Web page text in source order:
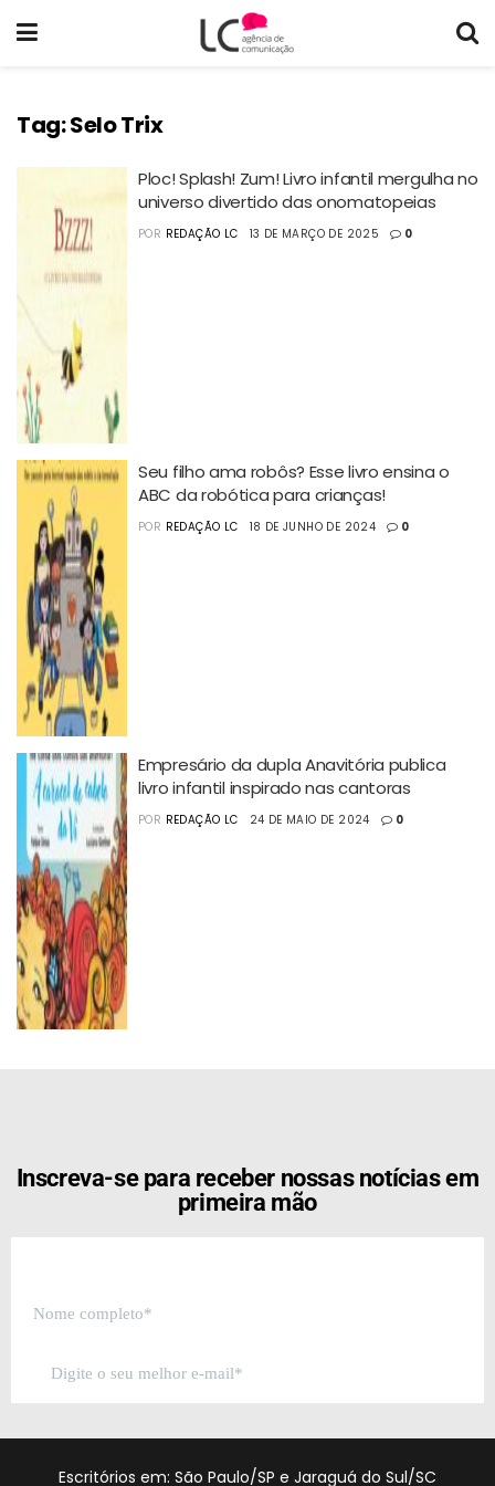
Tag:Selo Trix
Ploc! Splash! Zum! Livro infantil mergulha no
universo divertido das onomatopeias
POR REDAÇÃO LC 13 DE MARÇO DE 2025 0
Seu filho ama robôs? Esse livro ensina o
ABC da robótica para crianças!
POR REDAÇÃO LC 18 DE JUNHO DE 2024 0
Empresário da dupla Anavitória publica
livro infantil inspirado nas cantoras
POR REDAÇÃO LC 24 DE MAIO DE 2024 0
Inscreva-se para receber nossas notícias em
primeira mão
Escritórios em: São Paulo/SP e Jaraguá do Sul/SC